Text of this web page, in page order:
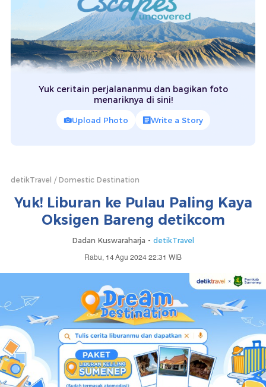
Yuk ceritain perjalananmu dan bagikan foto
menariknya di sini!
Upload Photo Write a Story
detikTravel Domestic Destination
Yuk! Liburan ke Pulau Paling Kaya
Oksigen Bareng detikcom
Dadan Kuswaraharja - detikTravel
Rabu, 14 Agu 2024 22:31 WIB